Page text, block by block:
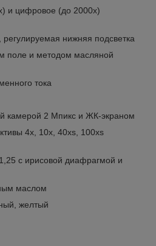
и цифровое (до 2000х)
нижняя подсветка
поле и методом масляной
тока
камерой 2 Мпикс и ЖК-экраном
4х, 10х, 40xs, 100хs
с ирисовой диафрагмой и
маслом
желтый